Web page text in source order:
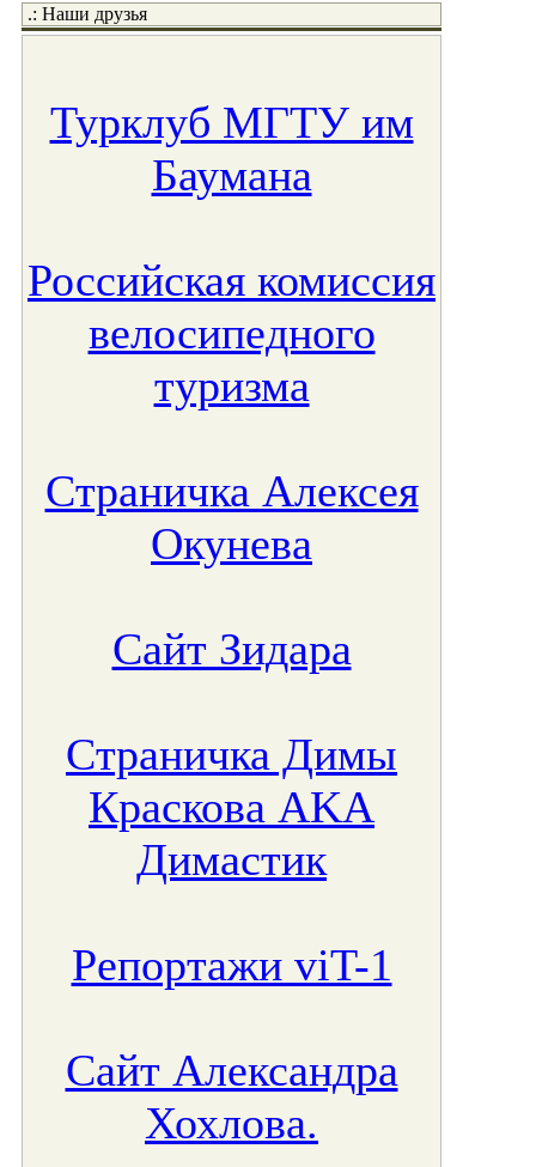
.: Наши друзья
Турклуб МГТУ им
Баумана
Российская комиссия
велосипедного
туризма
Страничка Алексея
Окунева
Сайт Зидара
Страничка Димы
Краскова AKA
Димастик
Репортажи viT-1
Сайт Александра
Хохлова.